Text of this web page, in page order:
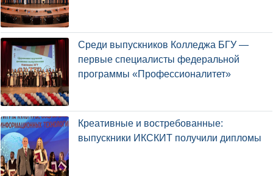
Среди выпускников Колледжа БГУ —
первые специалисты федеральной
программы «Профессионалитет»
Креативные и востребованные:
выпускники ИКСКИТ получили дипломы